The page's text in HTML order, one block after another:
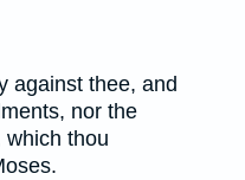
against thee, and
nor the
which thou